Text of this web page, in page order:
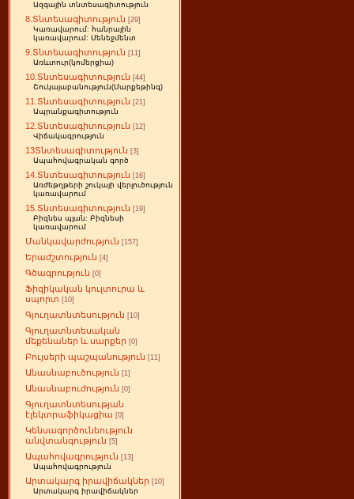
Ազգային տնտեսագիտություն
8.Տնտեսագիտություն [29]
Կառավարում: հանրային
կառավարում: Մենեջմենտ
9.Տնտեսագիտություն [11]
Առևտուր(կոմերցիա)
10.Տնտեսագիտություն [44]
Շուկայաբանություն(Մարքեթինգ)
11.Տնտեսագիտություն [21]
Ապրանքագիտություն
12.Տնտեսագիտություն [12]
Վիճակագրություն
13Տնտեսագիտություն [3]
Ապահովագրական գործ
14.Տնտեսագիտություն [16]
Առժեթղթերի շուկայի վերլուծություն
կառավարում
15.Տնտեսագիտություն [19]
Բիզնես պլան: Բիզնեսի
կառավարում
Մանկավարժություն [157]
Երաժշտություն [4]
Գծագրություն [0]
Ֆիզիկական կուլտուրա և
սպորտ [10]
Գյուղատնտեսություն [10]
Գյուղատնտեսական
մեքենաներ և սարքեր [0]
Բույսերի պաշպանություն [11]
Անասնաբուծություն [1]
Անասնաբուժություն [0]
Գյուղատնտեսության
էլեկտրաֆիկացիա [0]
Կենսագործունեություն
անվտանգություն [5]
Ապահովագրություն [13]
Ապահովագրություն
Արտակարգ իրավիճակներ [10]
Արտակարգ իրավիճակներ